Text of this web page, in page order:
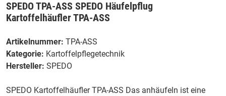
SPEDO TPA-ASS SPEDO Häufelpflug
Kartoffelhäufler TPA-ASS
Artikelnummer: TPA-ASS
Kategorie: Kartoffelpflegetechnik
Hersteller: SPEDO
SPEDO Kartoffelhäufler TPA-ASS Das anhäufeln ist eine